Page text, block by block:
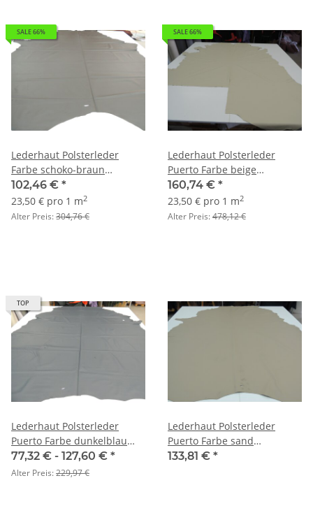
SALE 66%
Lederhaut Polsterleder
Farbe schoko-braun
Rindleder Semi-anilin 1,1-
1,3 4,36 qm
102,46 € *
23,50 € pro 1 m2
Alter Preis:304,76 €
SALE 66%
Lederhaut Polsterleder
Puerto Farbe beige
Rindleder Möbelleder
gedecktes Leder 6,84 qm
160,74 € *
23,50 € pro 1 m2
Alter Preis:478,12 €
TOP
Lederhaut Polsterleder
Puerto Farbe dunkelblau
Rindleder Semi-Anilin 1,3-
1,5
77,32 € - 127,60 € *
Alter Preis:229,97 €
Lederhaut Polsterleder
Puerto Farbe sand
Rindleder gedecktes Leder
133,81 € *